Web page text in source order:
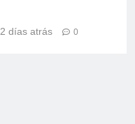
2 días atrás 0